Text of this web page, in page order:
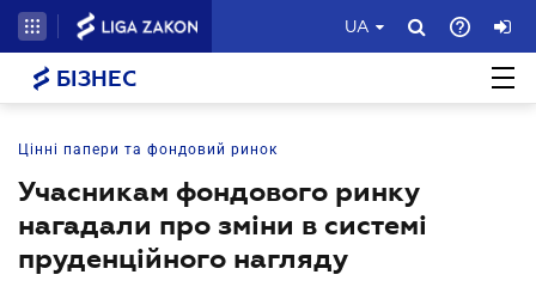
UA
БІЗНЕС
Цінні папери та фондовий ринок
Учасникам фондового ринку
нагадали про зміни в системі
пруденційного нагляду